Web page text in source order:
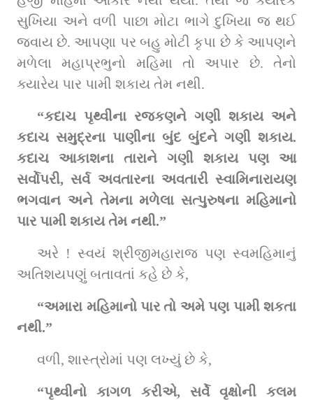
સુખિયા અને વળી પાછા મોટા ભાગે દુખિયા જ થઈ
જવાય છે. આપણા પર બહુ મોટી કૃપા છે કે આપણને
મળેલા મહાપ્રભુનો મહિમા તો અપાર છે. તેનો
ક્યારેય પાર પામી શકાય તેમ નથી.
“કદાચ પૃથ્વીના રજકણને ગણી શકાય અને
કદાચ સમુદ્રના પાણીના બુંદ બુંદને ગણી શકાય.
કદાચ આકાશના તારાને ગણી શકાય પણ આ
સર્વોપરી, સર્વ અવતારના અવતારી સ્વામિનારાયણ
ભગવાન અને તેમના મળેલા સત્પુરુષના મહિમાનો
પાર પામી શકાય તેમ નથી.”
અરે ! સ્વયં શ્રીજીમહારાજ પણ સ્વમહિમાનું
અતિશયપણું બતાવતાં કહે છે કે,
“અમારા મહિમાનો પાર તો અમે પણ પામી શકતા
નથી.”
વળી, શાસ્ત્રોમાં પણ લખ્યું છે કે,
“પૃથ્વીનો કાગળ કરીએ, સર્વે વૃક્ષોની કલમ